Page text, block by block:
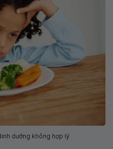
dưỡng không hợp lý